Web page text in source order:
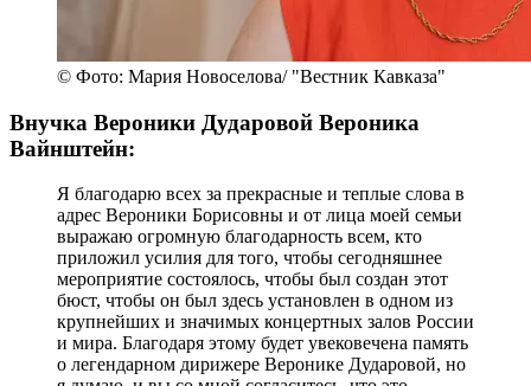
© Фото: Мария Новоселова/ "Вестник Кавказа"
Внучка Вероники Дударовой Вероника
Вайнштейн:
Я благодарю всех за прекрасные и теплые слова в
адрес Вероники Борисовны и от лица моей семьи
выражаю огромную благодарность всем, кто
приложил усилия для того, чтобы сегодняшнее
мероприятие состоялось, чтобы был создан этот
бюст, чтобы он был здесь установлен в одном из
крупнейших и значимых концертных залов России
и мира. Благодаря этому будет увековечена память
о легендарном дирижере Веронике Дударовой, но